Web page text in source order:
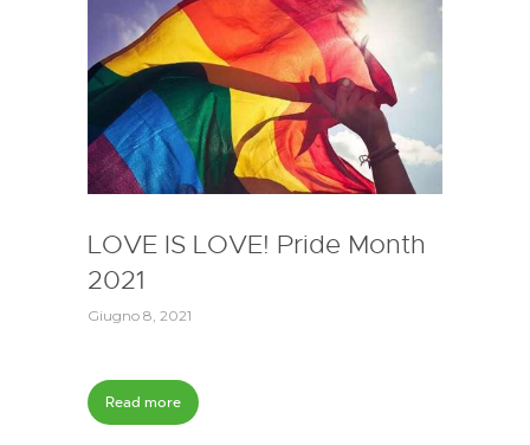
LOVE IS LOVE! Pride Month
2021
Giugno 8, 2021
Read more